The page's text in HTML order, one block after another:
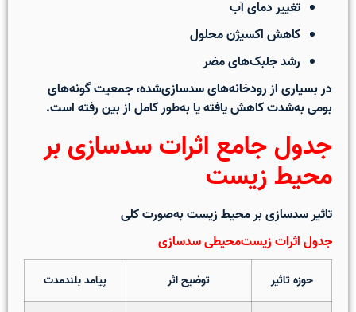
تغییر دمای آب
کاهش اکسیژن محلول
رشد جلبک‌های مضر
در بسیاری از رودخانه‌های سدسازی‌شده، جمعیت گونه‌های
بومی به‌شدت کاهش یافته یا به‌طور کامل از بین رفته است.
جدول جامع اثرات سدسازی بر
محیط زیست
تاثیر سدسازی بر محیط زیست به‌صورت کلی
جدول اثرات زیست‌محیطی سدسازی
حوزه تاثیر توضیح اثر پیامد بلندمدت